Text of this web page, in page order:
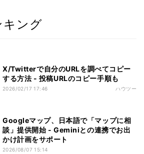
キング
X/Twitterで自分のURLを調べてコピー
する方法 - 投稿URLのコピー手順も
2026/02/17 17:46 ハウツー
Googleマップ、日本語で「マップに相
談」提供開始 - Geminiとの連携でお出
かけ計画をサポート
2026/08/07 15:14